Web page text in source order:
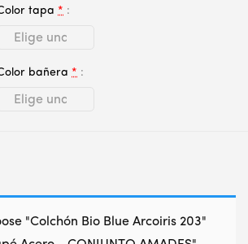
tapa *
bañera *
"Colchón Bio Blue Arcoiris 203"